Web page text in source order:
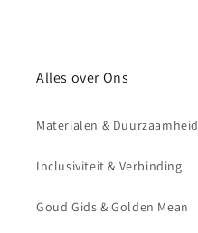
Alles over Ons
Materialen & Duurzaamheid
Inclusiviteit & Verbinding
Goud Gids & Golden Mean